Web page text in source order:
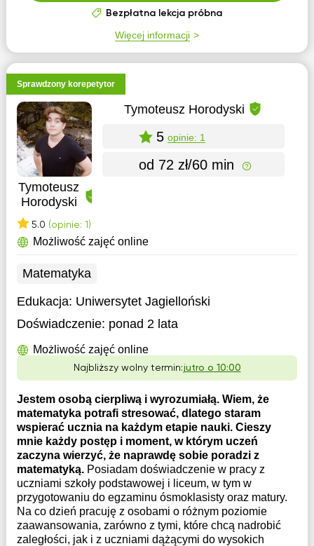
Bezpłatna lekcja próbna
Więcej informacji
Sprawdzony korepetytor
Tymoteusz
Horodyski
5.0 (opinie: 1)
Tymoteusz Horodyski
5 opinie: 1
od 72 zł/60 min
Możliwość zajęć online
Matematyka
Edukacja: Uniwersytet Jagielloński
Doświadczenie: ponad 2 lata
Możliwość zajęć online
Najbliższy wolny termin:jutro o 10:00
Jestem osobą cierpliwą i wyrozumiałą. Wiem, że
matematyka potrafi stresować, dlatego staram
wspierać ucznia na każdym etapie nauki. Cieszy
mnie każdy postęp i moment, w którym uczeń
zaczyna wierzyć, że naprawdę sobie poradzi z
matematyką. Posiadam doświadczenie w pracy z
uczniami szkoły podstawowej i liceum, w tym w
przygotowaniu do egzaminu ósmoklasisty oraz matury.
Na co dzień pracuję z osobami o różnym poziomie
zaawansowania, zarówno z tymi, które chcą nadrobić
zaległości, jak i z uczniami dążącymi do wysokich